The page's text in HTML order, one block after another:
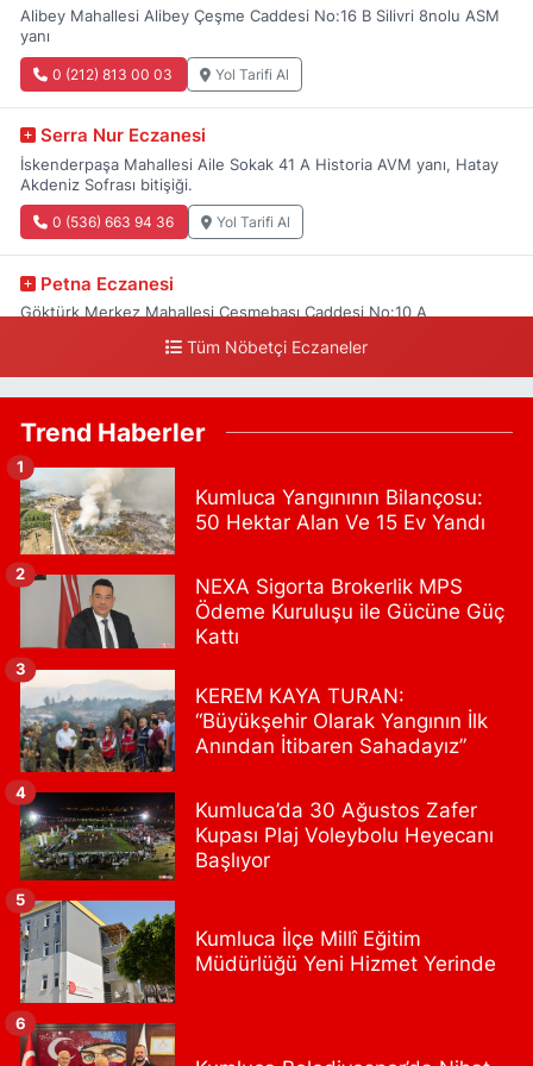
Alibey Mahallesi Alibey Çeşme Caddesi No:16 B Silivri 8nolu ASM
yanı
0 (212) 813 00 03 Yol Tarifi Al
Serra Nur Eczanesi
İskenderpaşa Mahallesi Aile Sokak 41 A Historia AVM yanı, Hatay
Akdeniz Sofrası bitişiği.
0 (536) 663 94 36 Yol Tarifi Al
Petna Eczanesi
Göktürk Merkez Mahallesi Çeşmebaşı Caddesi No:10 A
0 (212) 360 18 23 Yol Tarifi Al
Karlıktepe Mahallesi Soğanlık Caddesi No:34 A
0 (216) 504 24 53
Bulvar Eczanesi
Ahmet Yesevi Mahallesi Abbas Medeni Sokak 17 A Çiftlik
köprüsünü geçtikten sonra Harman Mobilya arkası, Tulumba
mevki, ECZANELER BÖLGESİ (GÜNEŞ, BULVAR, ÇİĞDEM, DEVA
ECZANELERİ) eski gazi sağlık o
0 (216) 208 59 51
Halıcıoğlu Eczanesi
Halıcıoğlu Mahallesi Tunç Sokak 1 A Çıksalın,Alev Ofluoğlu Semt
Konağı yanı
0 (212) 369 45 49 Yol Tarifi Al
Anka Eczanesi
Acıbadem Mahallesi Acıbadem Caddesi 76 A İŞ BANKASI
KONUTLARINDAN KADIKÖY İSTİKAMETİNE GİDERKEN IŞIKLARI
GEÇİNCE SOLDA
0 (216) 771 50 40
Portakal Eczanesi
Tüm Nöbetçi Eczaneler
Trend Haberler
Kumluca Yangınının Bilançosu:
50 Hektar Alan Ve 15 Ev Yandı
1
NEXA Sigorta Brokerlik MPS
Ödeme Kuruluşu ile Gücüne Güç
Kattı
2
KEREM KAYA TURAN:
“Büyükşehir Olarak Yangının İlk
Anından İtibaren Sahadayız”
3
Kumluca’da 30 Ağustos Zafer
Kupası Plaj Voleybolu Heyecanı
Başlıyor
4
Kumluca İlçe Millî Eğitim
Müdürlüğü Yeni Hizmet Yerinde
5
6